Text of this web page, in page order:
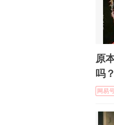
原
吗？
网易